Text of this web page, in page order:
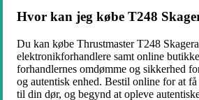
Hvor kan jeg købe T248
Du kan købe Thrustmaster T248
elektronikforhandlere samt online
forhandlernes omdømme og sikkerhed
og autentisk enhed. Bestil online for at
til din dør, og begynd at opleve